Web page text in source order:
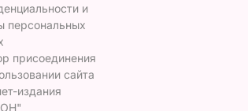
и
персональных
присоединения
сайта
издания